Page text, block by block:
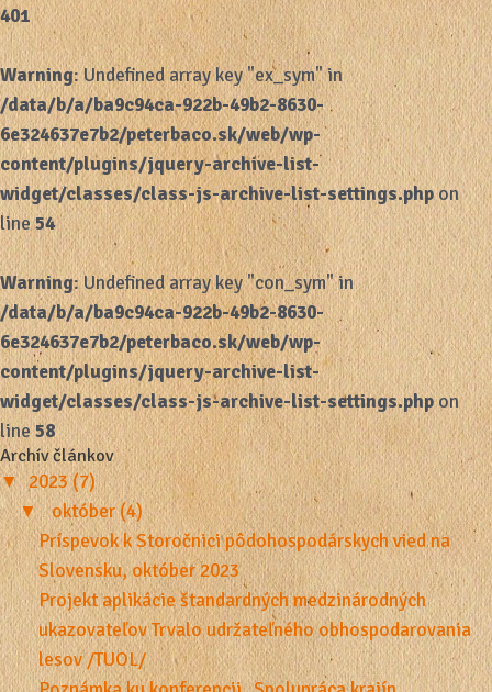
401
Warning: Undefined array key "ex_sym" in
/data/b/a/ba9c94ca-922b-49b2-8630-
6e324637e7b2/peterbaco.sk/web/wp-
content/plugins/jquery-archive-list-
widget/classes/class-js-archive-list-settings.phpon
line54
Warning: Undefined array key "con_sym" in
/data/b/a/ba9c94ca-922b-49b2-8630-
6e324637e7b2/peterbaco.sk/web/wp-
content/plugins/jquery-archive-list-
widget/classes/class-js-archive-list-settings.phpon
line58
Archív článkov
▼ 2023 (7)
▼
október (4)
Príspevok k Storočnici pôdohospodárskych vied na
Slovensku, október 2023
Projekt aplikácie štandardných medzinárodných
ukazovateľov Trvalo udržateľného obhospodarovania
lesov /TUOL/